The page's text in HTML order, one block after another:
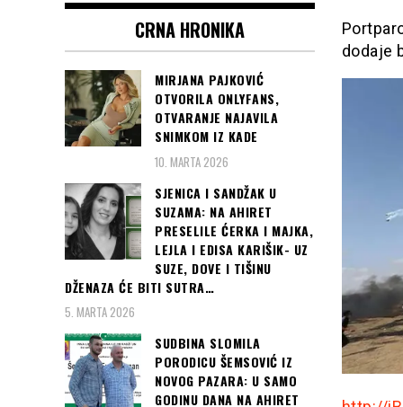
dodaje
CRNA HRONIKA
MIRJANA PAJKOVIĆ
OTVORILA ONLYFANS,
OTVARANJE NAJAVILA
SNIMKOM IZ KADE
10. MARTA 2026
SJENICA I SANDŽAK U
SUZAMA: NA AHIRET
PRESELILE ĆERKA I MAJKA,
LEJLA I EDISA KARIŠIK- UZ
SUZE, DOVE I TIŠINU
DŽENAZA ĆE BITI SUTRA…
5. MARTA 2026
SUDBINA SLOMILA
PORODICU ŠEMSOVIĆ IZ
NOVOG PAZARA: U SAMO
GODINU DANA NA AHIRET